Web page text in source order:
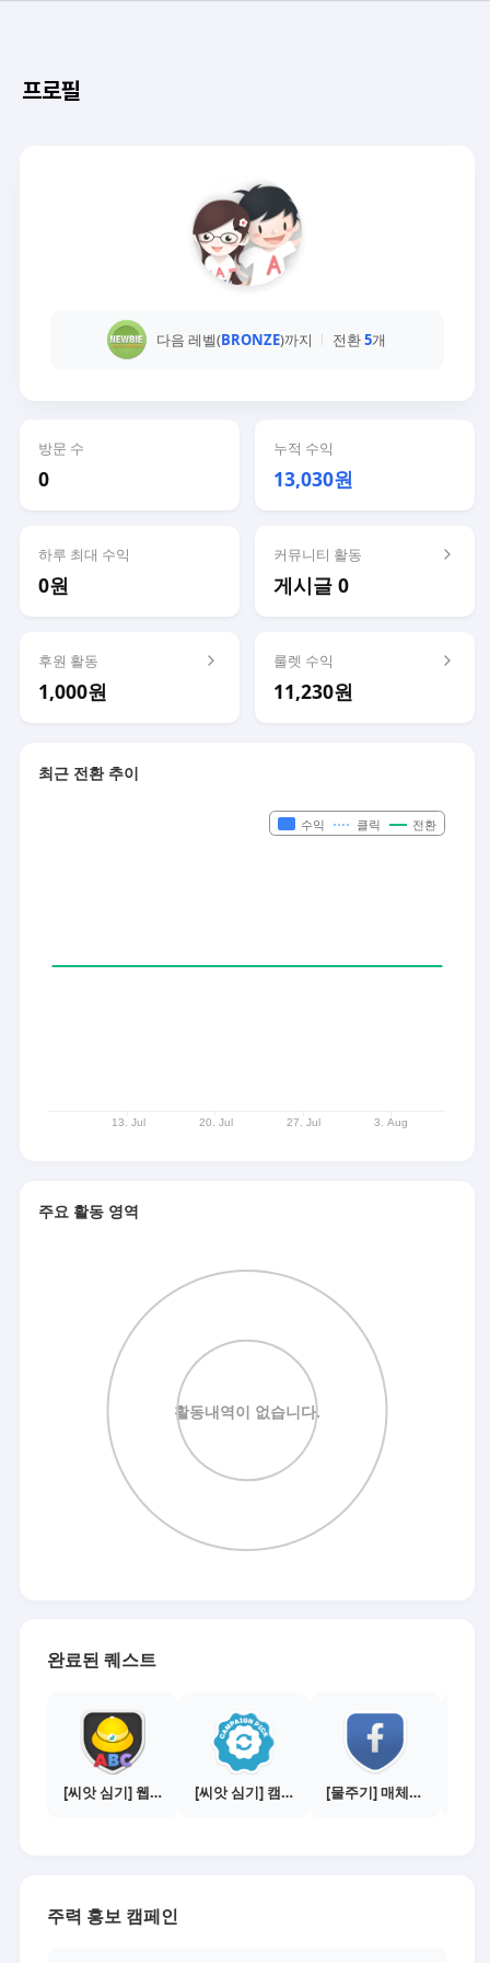
프로필
다음 레벨(BRONZE)까지 전환5개
방문 수
0
누적 수익
13,030원
하루 최대 수익
0원
커뮤니티 활동
게시글 0
후원 활동
1,000원
룰렛 수익
11,230원
최근 전환 추이
주요 활동 영역
완료된 퀘스트
[씨앗 심기] 웹툰보기 - 수익내기 편 [씨앗 심기] 캠페인 전환하기 [물주기] 매체별 포스팅하기 - 페이스북 1건
주력 홍보 캠페인